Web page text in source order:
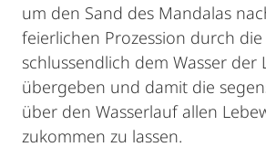
um den Sand des Mandalas
feierlichen Prozession durch
schlussendlich dem Wasser der
übergeben und damit die
über den Wasserlauf allen
zukommen zu lassen.